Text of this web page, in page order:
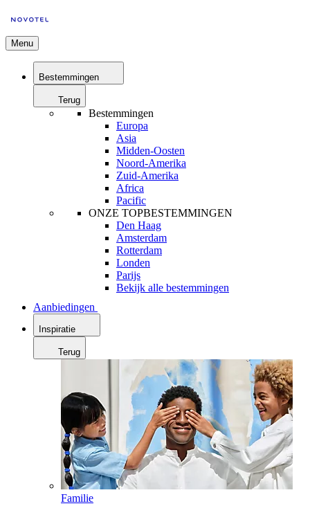
Menu
Bestemmingen
Terug
Bestemmingen
Europa
Asia
Midden-Oosten
Noord-Amerika
Zuid-Amerika
Africa
Pacific
ONZE TOPBESTEMMINGEN
Den Haag
Amsterdam
Rotterdam
Londen
Parijs
Bekijk alle bestemmingen
Aanbiedingen
Inspiratie
Terug
Familie